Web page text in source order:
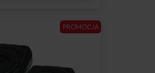
PROMOCJA